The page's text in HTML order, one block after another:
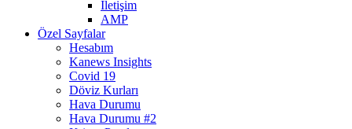
İletişim
AMP
Özel Sayfalar
Hesabım
Kanews Insights
Covid 19
Döviz Kurları
Hava Durumu
Hava Durumu #2